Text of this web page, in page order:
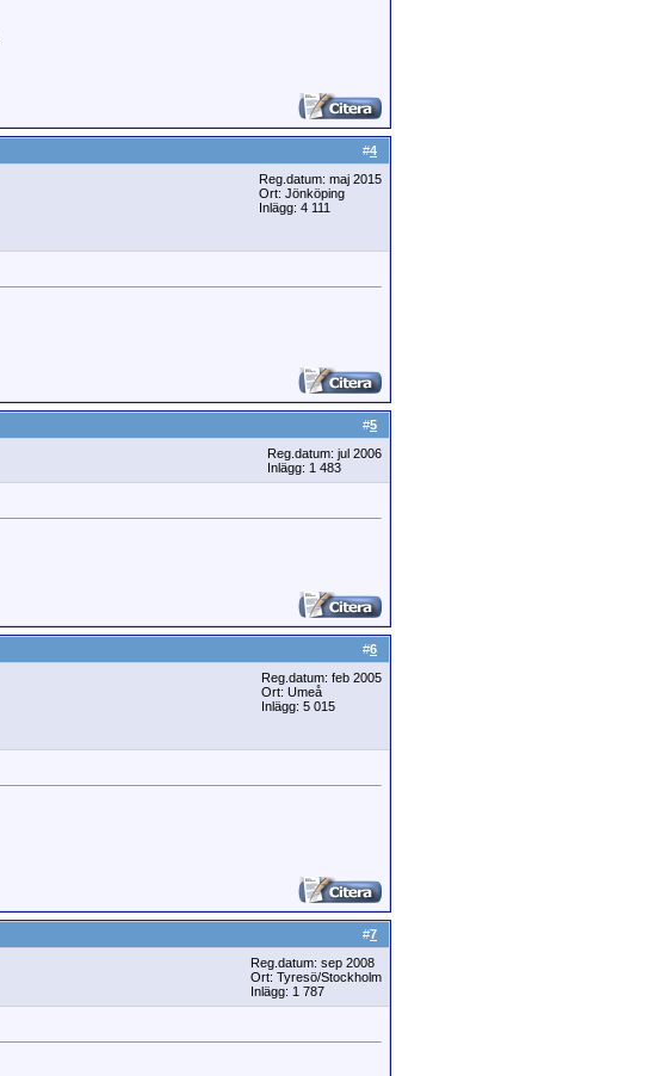
#4
Reg.datum: maj 2015
Ort: Jönköping
Inlägg: 4 111
#5
Reg.datum: jul 2006
Inlägg: 1 483
#6
Reg.datum: feb 2005
Ort: Umeå
Inlägg: 5 015
#7
Reg.datum: sep 2008
Ort: Tyresö/Stockholm
Inlägg: 1 787